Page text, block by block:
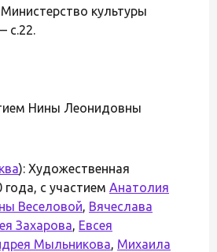
культуры
с.22.
Нины Леонидовны
): Художественная
года, с участием Анатолия
Веселовой, Вячеслава
Захарова, Евсея
Мыльникова, Михаила